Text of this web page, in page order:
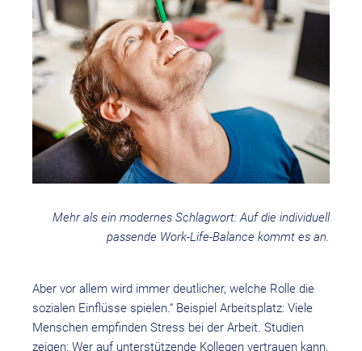
Mehr als ein modernes Schlagwort: Auf die individuell
passende Work-Life-Balance kommt es an.
Aber vor allem wird immer deutlicher, welche Rolle die
sozialen Einflüsse spielen.“ Beispiel Arbeitsplatz: Viele
Menschen empfinden Stress bei der Arbeit. Studien
zeigen: Wer auf unterstützende Kollegen vertrauen kann,